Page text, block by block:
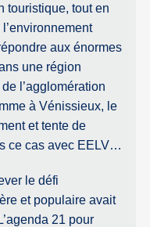
touristique, tout en
aux énormes
une région
l’agglomération
à Vénissieux, le
et tente de
ce cas avec EELV…
le défi
et populaire avait
21 pour